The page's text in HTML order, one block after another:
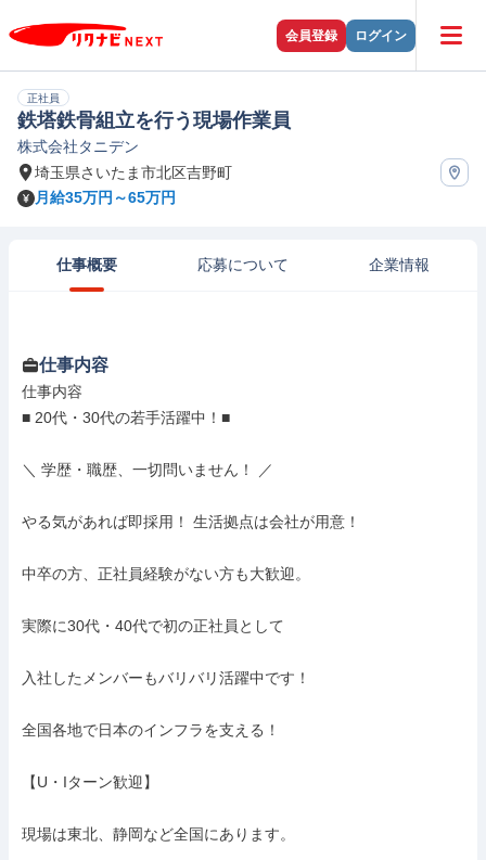
会員登録 ログイン
正社員
鉄塔鉄骨組立を行う現場作業員
株式会社タニデン
埼玉県さいたま市北区吉野町
月給35万円～65万円
仕事概要 応募について 企業情報
仕事内容
仕事内容
■ 20代・30代の若手活躍中！■
＼ 学歴・職歴、一切問いません！ ／
やる気があれば即採用！ 生活拠点は会社が用意！
中卒の方、正社員経験がない方も大歓迎。
実際に30代・40代で初の正社員として
入社したメンバーもバリバリ活躍中です！
全国各地で日本のインフラを支える！
【U・Iターン歓迎】
現場は東北、静岡など全国にあります。